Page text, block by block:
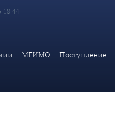
18-44
МГИМО Поступление